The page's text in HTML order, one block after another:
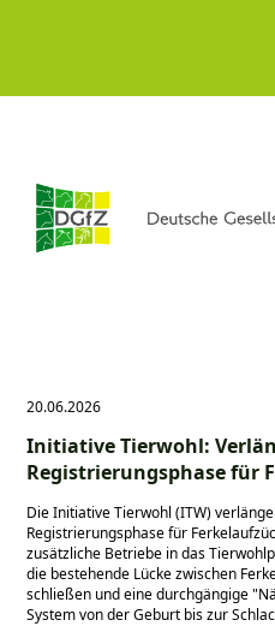
20.06.2026
Initiative Tierwohl:
Registrierungsphase für
Die Initiative Tierwohl (ITW)
Registrierungsphase für
zusätzliche Betriebe in das
die bestehende Lücke zwischen
schließen und eine durchgängige
System von der Geburt bis zur